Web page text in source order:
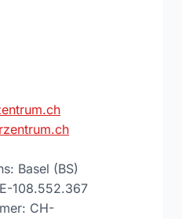
Basel (BS)
108.552.367
CH-